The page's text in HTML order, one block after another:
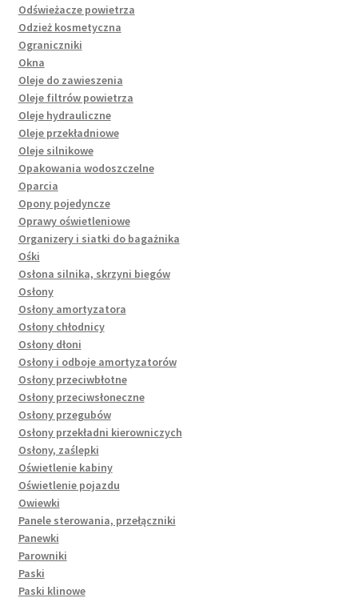
Odświeżacze powietrza
Odzież kosmetyczna
Ograniczniki
Okna
Oleje do zawieszenia
Oleje filtrów powietrza
Oleje hydrauliczne
Oleje przekładniowe
Oleje silnikowe
Opakowania wodoszczelne
Oparcia
Opony pojedyncze
Oprawy oświetleniowe
Organizery i siatki do bagażnika
Ośki
Osłona silnika, skrzyni biegów
Osłony
Osłony amortyzatora
Osłony chłodnicy
Osłony dłoni
Osłony i odboje amortyzatorów
Osłony przeciwbłotne
Osłony przeciwsłoneczne
Osłony przegubów
Osłony przekładni kierowniczych
Osłony, zaślepki
Oświetlenie kabiny
Oświetlenie pojazdu
Owiewki
Panele sterowania, przełączniki
Panewki
Parowniki
Paski
Paski klinowe